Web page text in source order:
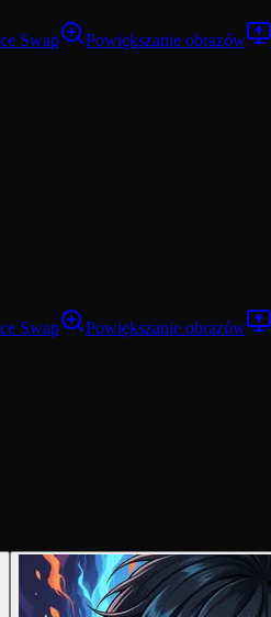
Swap Powiększanie obrazów
Swap Powiększanie obrazów